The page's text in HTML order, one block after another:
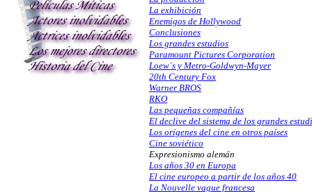
La exhibición
Enemigos de Hollywood
Conclusiones
Los grandes estudios
Paramount Pictures Corporation
Loew´s y Metro-Goldwyn-Mayer
20th Century Fox
Warner BROS
RKO
Las pequeñas compañías
El declive del sistema de los grandes
Los orígenes del cine en otros países
Cine soviético
Expresionismo alemán
Los años 30 en Europa
El cine europeo a partir de los años 40
La Nouvelle vague francesa